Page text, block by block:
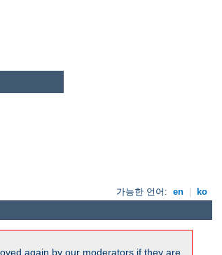
가능한 언어: en | ko
again by our moderators if they are